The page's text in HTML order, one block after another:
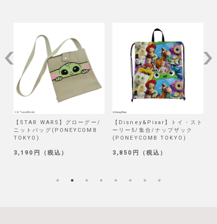
【STAR WARS】グローグー/
ニットバッグ(PONEYCOMB
TOKYO)
3,190円（税込）
【Disney&Pixar】トイ・スト
ーリー5/集合/ナップザック
(PONEYCOMB TOKYO)
3,850円（税込）